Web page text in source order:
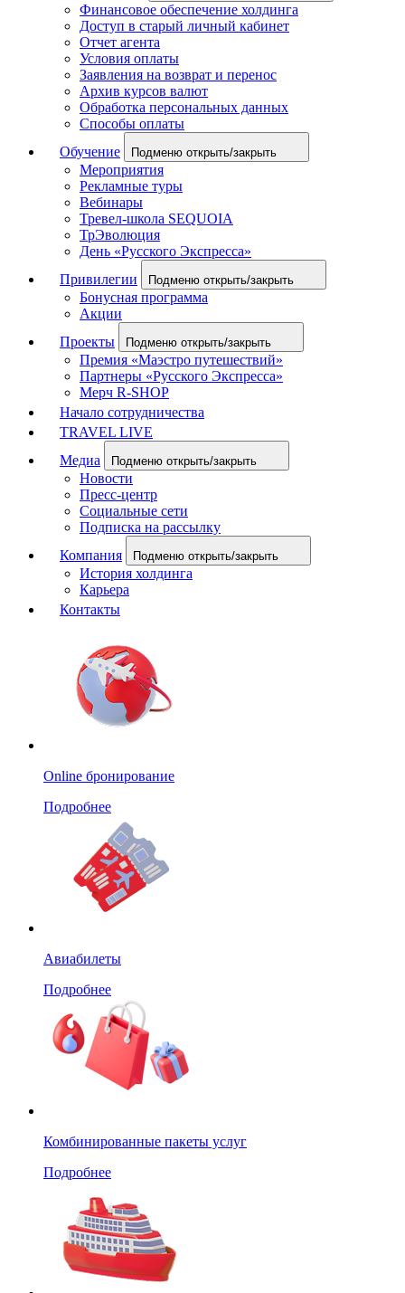
Финансовое обеспечение холдинга
Доступ в старый личный кабинет
Отчет агента
Условия оплаты
Заявления на возврат и перенос
Архив курсов валют
Обработка персональных данных
Способы оплаты
Обучение
Подменю открыть/закрыть
Мероприятия
Рекламные туры
Вебинары
Тревел-школа SEQUOIA
ТрЭволюция
День «Русского Экспресса»
Привилегии
Подменю открыть/закрыть
Бонусная программа
Акции
Проекты
Подменю открыть/закрыть
Премия «Маэстро путешествий»
Партнеры «Русского Экспресса»
Мерч R-SHOP
Начало сотрудничества
TRAVEL LIVE
Медиа
Подменю открыть/закрыть
Новости
Пресс-центр
Социальные сети
Подписка на рассылку
Компания
Подменю открыть/закрыть
История холдинга
Карьера
Контакты
Online бронирование
Подробнее
Авиабилеты
Подробнее
Комбинированные пакеты услуг
Подробнее